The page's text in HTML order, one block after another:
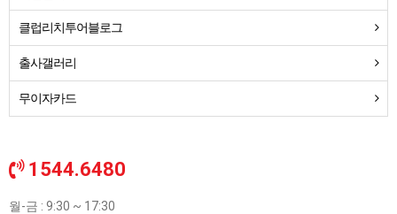
클럽리치투어블로그
출사갤러리
무이자카드
1544.6480
월-금 : 9:30 ~ 17:30